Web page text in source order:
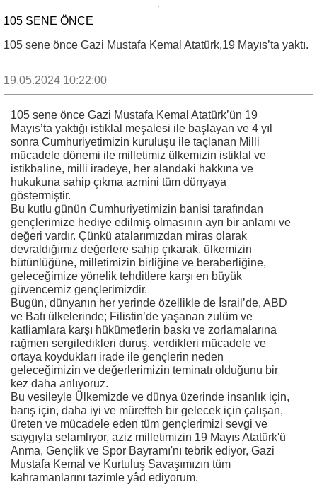
105 SENE ÖNCE
105 sene önce Gazi Mustafa Kemal Atatürk,19 Mayıs’ta yaktı.
19.05.2024 10:22:00
105 sene önce Gazi Mustafa Kemal Atatürk’ün 19
Mayıs’ta yaktığı istiklal meşalesi ile başlayan ve 4 yıl
sonra Cumhuriyetimizin kuruluşu ile taçlanan Milli
mücadele dönemi ile milletimiz ülkemizin istiklal ve
istikbaline, milli iradeye, her alandaki hakkına ve
hukukuna sahip çıkma azmini tüm dünyaya
göstermiştir.
Bu kutlu günün Cumhuriyetimizin banisi tarafından
gençlerimize hediye edilmiş olmasının ayrı bir anlamı ve
değeri vardır. Çünkü atalarımızdan miras olarak
devraldığımız değerlere sahip çıkarak, ülkemizin
bütünlüğüne, milletimizin birliğine ve beraberliğine,
geleceğimize yönelik tehditlere karşı en büyük
güvencemiz gençlerimizdir.
Bugün, dünyanın her yerinde özellikle de İsrail’de, ABD
ve Batı ülkelerinde; Filistin’de yaşanan zulüm ve
katliamlara karşı hükümetlerin baskı ve zorlamalarına
rağmen sergiledikleri duruş, verdikleri mücadele ve
ortaya koydukları irade ile gençlerin neden
geleceğimizin ve değerlerimizin teminatı olduğunu bir
kez daha anlıyoruz.
Bu vesileyle Ülkemizde ve dünya üzerinde insanlık için,
barış için, daha iyi ve müreffeh bir gelecek için çalışan,
üreten ve mücadele eden tüm gençlerimizi sevgi ve
saygıyla selamlıyor, aziz milletimizin 19 Mayıs Atatürk'ü
Anma, Gençlik ve Spor Bayramı'nı tebrik ediyor, Gazi
Mustafa Kemal ve Kurtuluş Savaşımızın tüm
kahramanlarını tazimle yâd ediyorum.